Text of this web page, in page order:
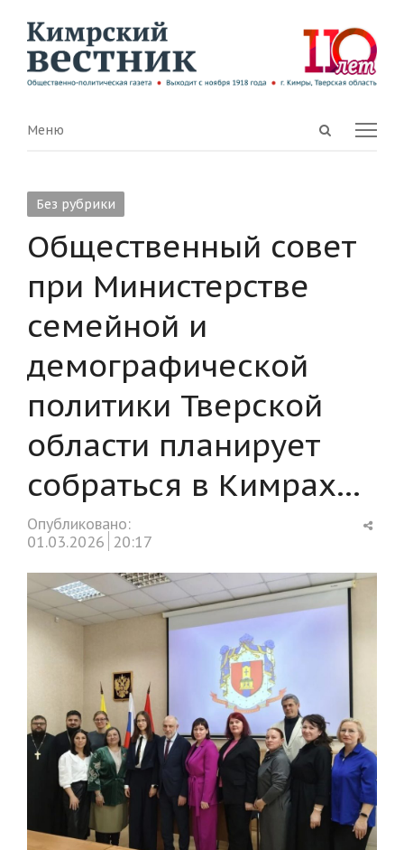
Open
Menu
Меню
Без рубрики
Общественный совет
при Министерстве
семейной и
демографической
политики Тверской
области планирует
собраться в Кимрах…
Опубликовано:
01.03.2026 20:17